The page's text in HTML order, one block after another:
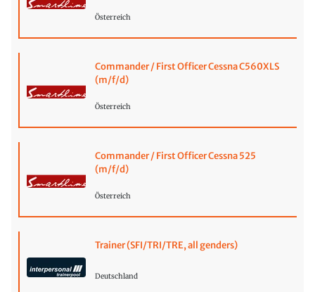
Österreich
Commander / First Officer Cessna C560XLS
(m/f/d)
Österreich
Commander / First Officer Cessna 525
(m/f/d)
Österreich
Trainer (SFI/TRI/TRE, all genders)
Deutschland